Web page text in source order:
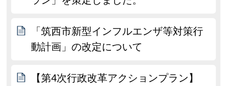
「筑西市新型インフルエンザ等対策行
動計画」の改定について
【第4次行政改革アクションプラン】